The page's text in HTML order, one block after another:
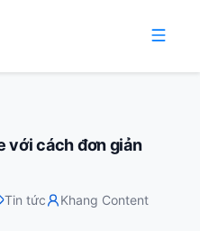
với cách đơn giản
Tin tức Khang Content